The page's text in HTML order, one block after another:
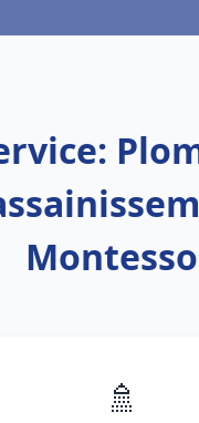
🚿